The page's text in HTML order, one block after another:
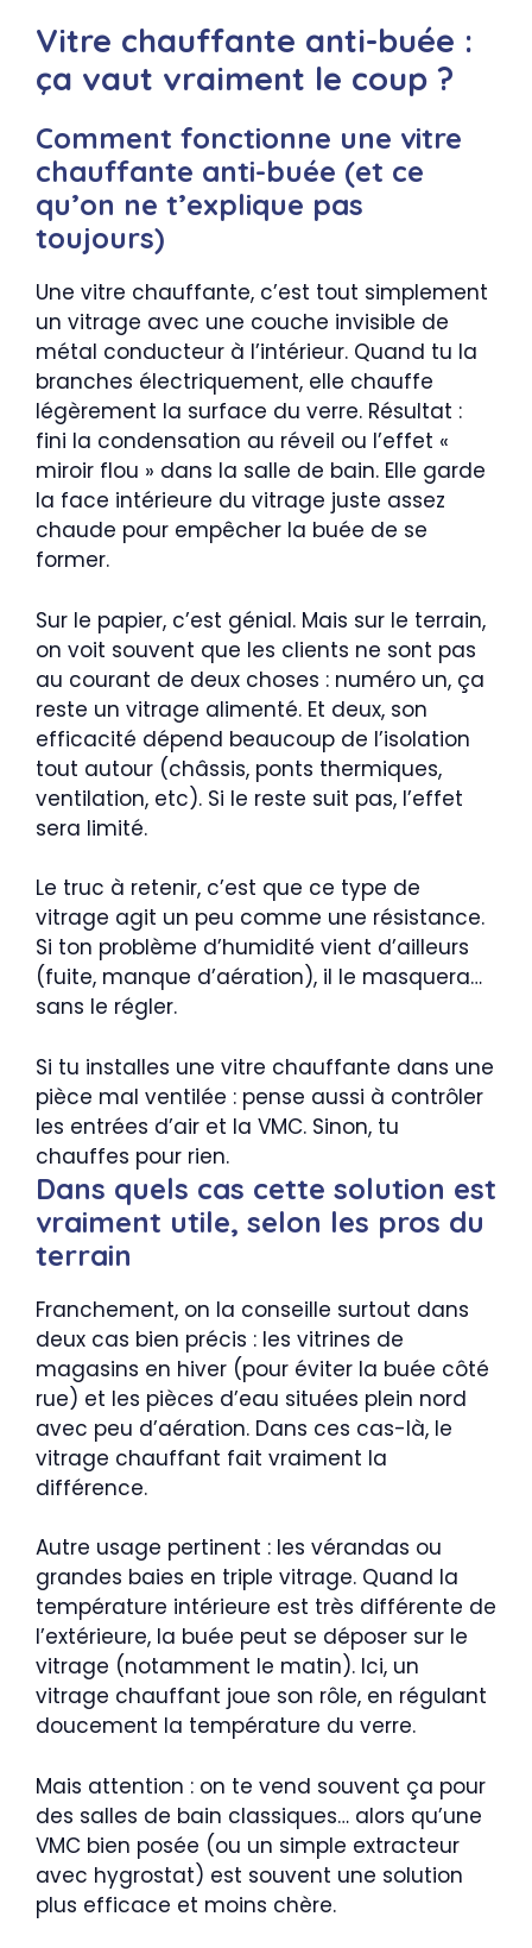
Vitre chauffante anti-buée :
ça vaut vraiment le coup ?
Comment fonctionne une vitre
chauffante anti-buée (et ce
qu’on ne t’explique pas
toujours)
Une vitre chauffante, c’est tout simplement
un vitrage avec une couche invisible de
métal conducteur à l’intérieur. Quand tu la
branches électriquement, elle chauffe
légèrement la surface du verre. Résultat :
fini la condensation au réveil ou l’effet «
miroir flou » dans la salle de bain. Elle garde
la face intérieure du vitrage juste assez
chaude pour empêcher la buée de se
former.
Sur le papier, c’est génial. Mais sur le terrain,
on voit souvent que les clients ne sont pas
au courant de deux choses : numéro un, ça
reste un vitrage alimenté. Et deux, son
efficacité dépend beaucoup de l’isolation
tout autour (châssis, ponts thermiques,
ventilation, etc). Si le reste suit pas, l’effet
sera limité.
Le truc à retenir, c’est que ce type de
vitrage agit un peu comme une résistance.
Si ton problème d’humidité vient d’ailleurs
(fuite, manque d’aération), il le masquera…
sans le régler.
Si tu installes une vitre chauffante dans une
pièce mal ventilée : pense aussi à contrôler
les entrées d’air et la VMC. Sinon, tu
chauffes pour rien.
Dans quels cas cette solution est
vraiment utile, selon les pros du
terrain
Franchement, on la conseille surtout dans
deux cas bien précis : les vitrines de
magasins en hiver (pour éviter la buée côté
rue) et les pièces d’eau situées plein nord
avec peu d’aération. Dans ces cas-là, le
vitrage chauffant fait vraiment la
différence.
Autre usage pertinent : les vérandas ou
grandes baies en triple vitrage. Quand la
température intérieure est très différente de
l’extérieure, la buée peut se déposer sur le
vitrage (notamment le matin). Ici, un
vitrage chauffant joue son rôle, en régulant
doucement la température du verre.
Mais attention : on te vend souvent ça pour
des salles de bain classiques… alors qu’une
VMC bien posée (ou un simple extracteur
avec hygrostat) est souvent une solution
plus efficace et moins chère.